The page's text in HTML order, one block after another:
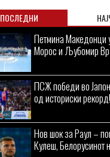
ПОСЛЕДНИ
Петмина Македонци
Морос и Љубомир
ПСЖ победи во
од историски рекорд!
Нов шок за Раул –
Кулеш, Белорусинот